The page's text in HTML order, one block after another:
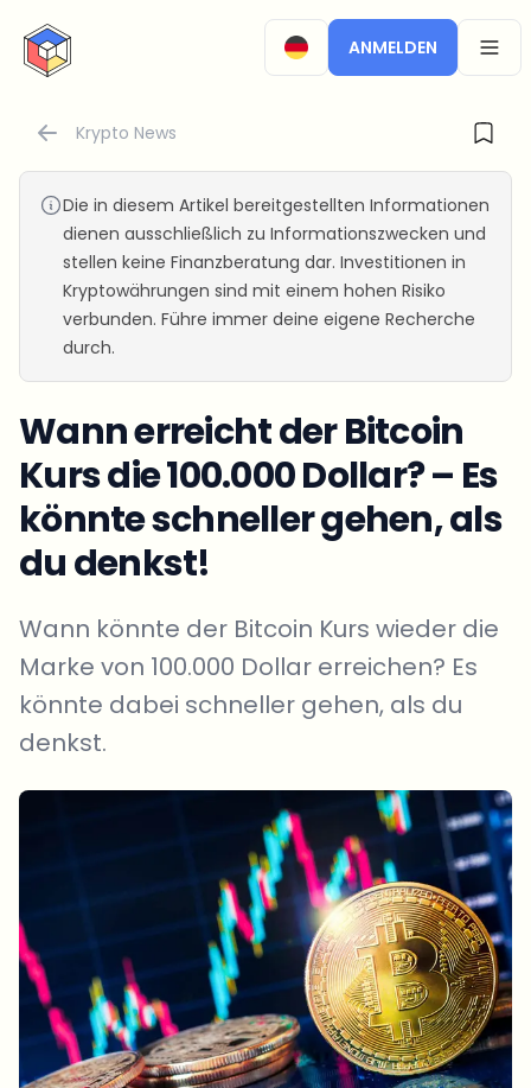
CryptoTicker
ANMELDEN
Krypto News
Die in diesem Artikel bereitgestellten Informationen
dienen ausschließlich zu Informationszwecken und
stellen keine Finanzberatung dar. Investitionen in
Kryptowährungen sind mit einem hohen Risiko
verbunden. Führe immer deine eigene Recherche
durch.
Wann erreicht der Bitcoin
Kurs die 100.000 Dollar? – Es
könnte schneller gehen, als
du denkst!
Wann könnte der Bitcoin Kurs wieder die
Marke von 100.000 Dollar erreichen? Es
könnte dabei schneller gehen, als du
denkst.